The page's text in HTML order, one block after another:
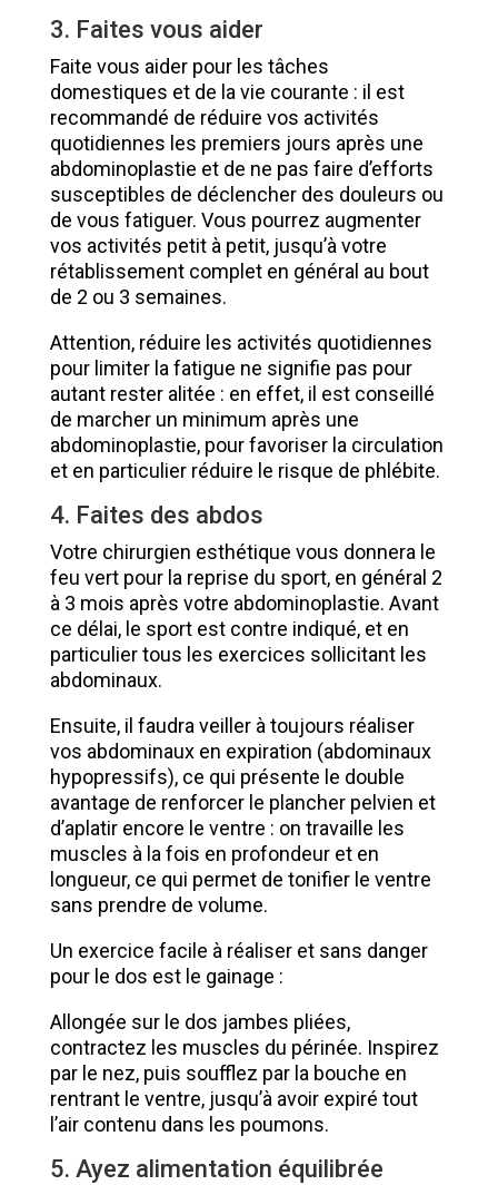
3. Faites vous aider
Faite vous aider pour les tâches
domestiques et de la vie courante : il est
recommandé de réduire vos activités
quotidiennes les premiers jours après une
abdominoplastie et de ne pas faire d’efforts
susceptibles de déclencher des douleurs ou
de vous fatiguer. Vous pourrez augmenter
vos activités petit à petit, jusqu’à votre
rétablissement complet en général au bout
de 2 ou 3 semaines.
Attention, réduire les activités quotidiennes
pour limiter la fatigue ne signifie pas pour
autant rester alitée : en effet, il est conseillé
de marcher un minimum après une
abdominoplastie, pour favoriser la circulation
et en particulier réduire le risque de phlébite.
4. Faites des abdos
Votre chirurgien esthétique vous donnera le
feu vert pour la reprise du sport, en général 2
à 3 mois après votre abdominoplastie. Avant
ce délai, le sport est contre indiqué, et en
particulier tous les exercices sollicitant les
abdominaux.
Ensuite, il faudra veiller à toujours réaliser
vos abdominaux en expiration (abdominaux
hypopressifs), ce qui présente le double
avantage de renforcer le plancher pelvien et
d’aplatir encore le ventre : on travaille les
muscles à la fois en profondeur et en
longueur, ce qui permet de tonifier le ventre
sans prendre de volume.
Un exercice facile à réaliser et sans danger
pour le dos est le gainage :
Allongée sur le dos jambes pliées,
contractez les muscles du périnée. Inspirez
par le nez, puis soufflez par la bouche en
rentrant le ventre, jusqu’à avoir expiré tout
l’air contenu dans les poumons.
5. Ayez alimentation équilibrée